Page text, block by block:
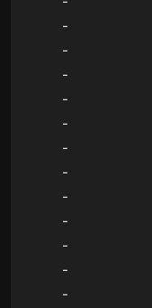
-
-
-
-
-
-
-
-
-
-
-
-